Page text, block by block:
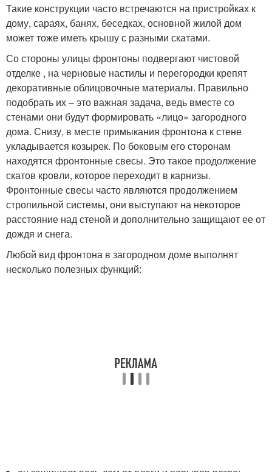
Такие конструкции часто встречаются на пристройках к
дому, сараях, банях, беседках, основной жилой дом
может тоже иметь крышу с разными скатами.
Со стороны улицы фронтоны подвергают чистовой
отделке , на черновые настилы и перегородки крепят
декоративные облицовочные материалы. Правильно
подобрать их – это важная задача, ведь вместе со
стенами они будут формировать «лицо» загородного
дома. Снизу, в месте примыкания фронтона к стене
укладывается козырек. По боковым его сторонам
находятся фронтонные свесы. Это такое продолжение
скатов кровли, которое переходит в карнизы.
Фронтонные свесы часто являются продолжением
стропильной системы, они выступают на некоторое
расстояние над стеной и дополнительно защищают ее от
дождя и снега.
Любой вид фронтона в загородном доме выполнят
несколько полезных функций: